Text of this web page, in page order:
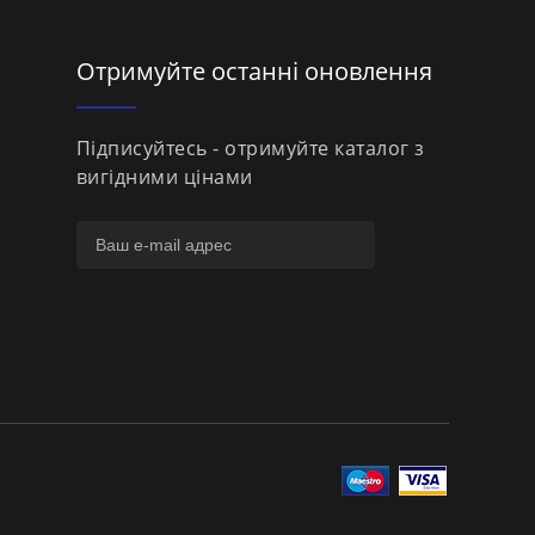
Отримуйте останні оновлення
Підписуйтесь - отримуйте каталог з
вигідними цінами